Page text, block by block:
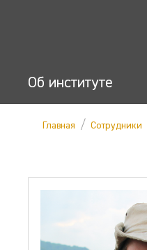
Об институте
Главная / Сотрудники